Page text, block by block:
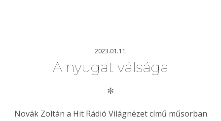
2023.01.11.
A nyugat válsága
✻
Novák Zoltán a Hit Rádió Világnézet című műsorban